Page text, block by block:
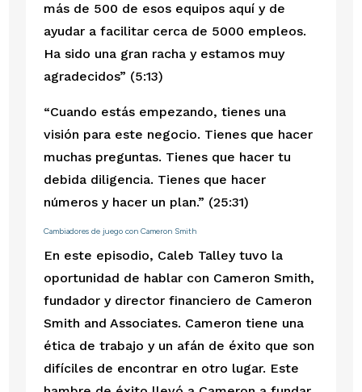
más de 500 de esos equipos aquí y de
ayudar a facilitar cerca de 5000 empleos.
Ha sido una gran racha y estamos muy
agradecidos” (5:13)
“Cuando estás empezando, tienes una
visión para este negocio. Tienes que hacer
muchas preguntas. Tienes que hacer tu
debida diligencia. Tienes que hacer
números y hacer un plan.” (25:31)
Cambiadores de juego con Cameron Smith
En este episodio, Caleb Talley tuvo la
oportunidad de hablar con Cameron Smith,
fundador y director financiero de Cameron
Smith and Associates. Cameron tiene una
ética de trabajo y un afán de éxito que son
difíciles de encontrar en otro lugar. Este